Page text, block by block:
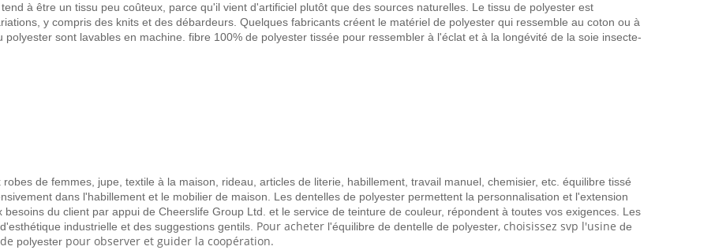
à être un tissu peu coûteux, parce qu'il vient d'artificiel plutôt que des sources naturelles. Le tissu de polyester est
y compris des knits et des débardeurs. Quelques fabricants créent le matériel de polyester qui ressemble au coton ou à
sont lavables en machine. fibre 100% de polyester tissée pour ressembler à l'éclat et à la longévité de la soie insecte-
de femmes, jupe, textile à la maison, rideau, articles de literie, habillement, travail manuel, chemisier, etc. équilibre tissé
dans l'habillement et le mobilier de maison. Les dentelles de polyester permettent la personnalisation et l'extension
du client par appui de Cheerslife Group Ltd. et le service de teinture de couleur, répondent à toutes vos exigences. Les
industrielle et des suggestions gentils. Pour acheter l'équilibre de dentelle de polyester, choisissez svp l'usine de
de polyester pour observer et guider la coopération.